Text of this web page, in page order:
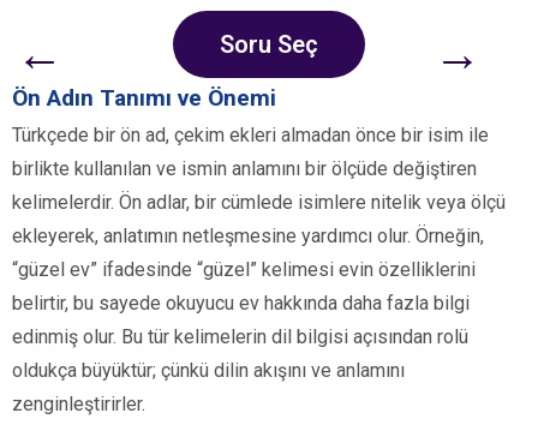
← Soru Seç →
Ön Adın Tanımı ve Önemi
Türkçede bir ön ad, çekim ekleri almadan önce bir isim ile
birlikte kullanılan ve ismin anlamını bir ölçüde değiştiren
kelimelerdir. Ön adlar, bir cümlede isimlere nitelik veya ölçü
ekleyerek, anlatımın netleşmesine yardımcı olur. Örneğin,
“güzel ev” ifadesinde “güzel” kelimesi evin özelliklerini
belirtir, bu sayede okuyucu ev hakkında daha fazla bilgi
edinmiş olur. Bu tür kelimelerin dil bilgisi açısından rolü
oldukça büyüktür; çünkü dilin akışını ve anlamını
zenginleştirirler.